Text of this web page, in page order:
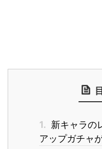
1. 新キャラの
アップガチャ